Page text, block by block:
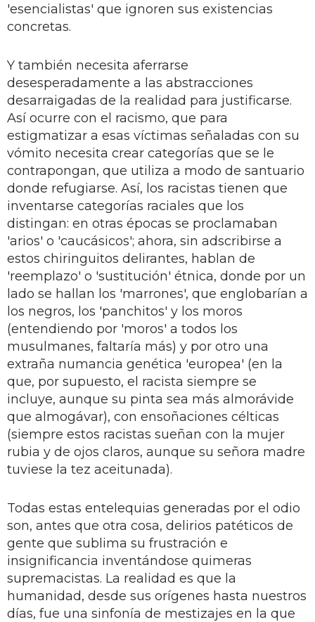
'esencialistas' que ignoren sus existencias
concretas.
Y también necesita aferrarse
desesperadamente a las abstracciones
desarraigadas de la realidad para justificarse.
Así ocurre con el racismo, que para
estigmatizar a esas víctimas señaladas con su
vómito necesita crear categorías que se le
contrapongan, que utiliza a modo de santuario
donde refugiarse. Así, los racistas tienen que
inventarse categorías raciales que los
distingan: en otras épocas se proclamaban
'arios' o 'caucásicos'; ahora, sin adscribirse a
estos chiringuitos delirantes, hablan de
'reemplazo' o 'sustitución' étnica, donde por un
lado se hallan los 'marrones', que englobarían a
los negros, los 'panchitos' y los moros
(entendiendo por 'moros' a todos los
musulmanes, faltaría más) y por otro una
extraña numancia genética 'europea' (en la
que, por supuesto, el racista siempre se
incluye, aunque su pinta sea más almorávide
que almogávar), con ensoñaciones célticas
(siempre estos racistas sueñan con la mujer
rubia y de ojos claros, aunque su señora madre
tuviese la tez aceitunada).
Todas estas entelequias generadas por el odio
son, antes que otra cosa, delirios patéticos de
gente que sublima su frustración e
insignificancia inventándose quimeras
supremacistas. La realidad es que la
humanidad, desde sus orígenes hasta nuestros
días, fue una sinfonía de mestizajes en la que